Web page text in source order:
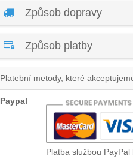
Způsob dopravy
Způsob platby
Platební metody, které
Paypal
Platba službou